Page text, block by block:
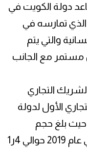
دولة الكويت في
الذي تمارسه في
والتي يتم
مستمر مع الجانب
التجاري
الأول لدولة
حيث بلغ حجم
الصادرات الألمانية إلى الكويت في عام 2019 حوالي 4ر1